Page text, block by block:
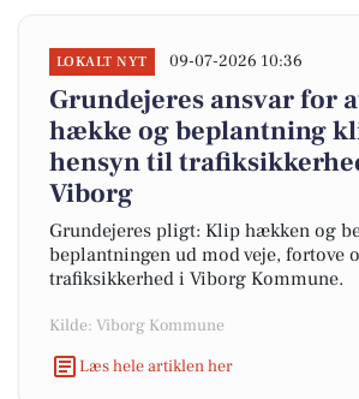
LOKALT NYT 09-07-2026 10:36
Grundejeres ansvar for
hække og beplantning
hensyn til
Viborg
Grundejeres pligt: Klip hækken og
beplantningen ud mod veje, fortove
trafiksikkerhed i Viborg Kommune.
Kilde: Viborg Kommune
Læs hele artiklen her